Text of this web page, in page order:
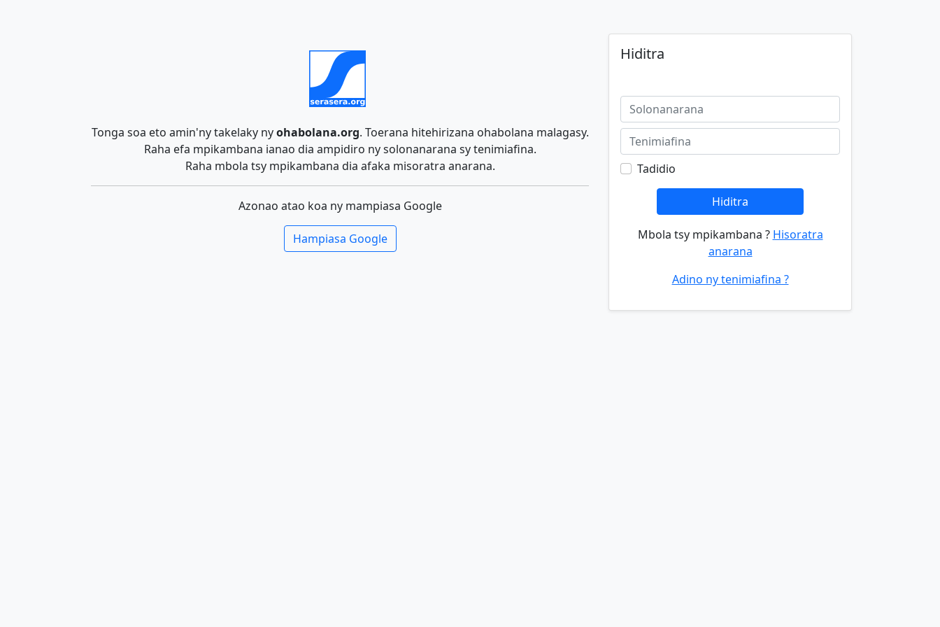
Tonga soa eto amin'ny takelaky nyohabolana.org. Toerana hitehirizana ohabolana malagasy.
Raha efa mpikambana ianao dia ampidiro ny solonanarana sy tenimiafina.
Raha mbola tsy mpikambana dia afaka misoratra anarana.
Azonao atao koa ny mampiasa Google
Hampiasa Google
Hiditra
Tadidio
Hiditra
Mbola tsy mpikambana ? Hisoratra
anarana
Adino ny tenimiafina ?